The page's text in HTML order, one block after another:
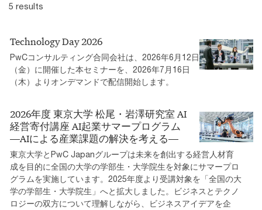
5 results
Technology Day 2026
PwCコンサルティング合同会社は、2026年6月12日
（金）に開催した本セミナーを、2026年7月16日
（木）よりオンデマンドで配信開始します。
2026年度 東京大学 松尾・岩澤研究室 AI
経営寄付講座 AI起業サマープログラム
―AIによる産業課題の解決を考える―
東京大学とPwC Japanグループは未来を創出する経営人材育
成を目的に全国の大学の学部生・大学院生を対象にサマープロ
グラムを実施しています。2025年度より受講対象を「全国の大
学の学部生・大学院生」へと拡大しました。ビジネスとテクノ
ロジーの双方について理解しながら、ビジネスアイデアを企